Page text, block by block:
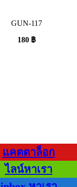
GUN-117
180 ฿
แคตตาล็อก
ไลน์หาเรา